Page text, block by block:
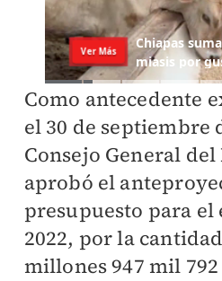
Como antecedente
el 30 de septiembre
Consejo General
aprobó el
presupuesto para el
2022, por la
millones 947 mil 792